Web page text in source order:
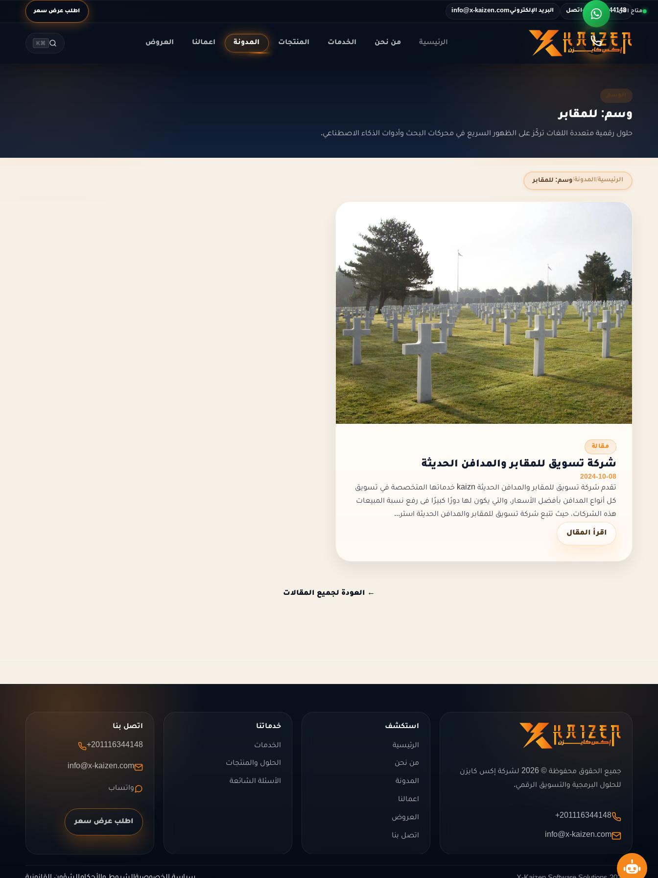
اتصل+201116344148 البريد الإلكترونيinfo@x-kaizen.com متاح الآن اطلب عرض سعر
الرئيسية من نحن الخدمات المنتجات المدونة اعمالنا العروض ⌘K
الوسم
وسم: للمقابر
حلول رقمية متعددة اللغات تركّز على الظهور السريع في محركات البحث وأدوات الذكاء الاصطناعي.
الرئيسية المدونة وسم: للمقابر
مقالة
شركة تسويق للمقابر والمدافن الحديثة
2024-10-08
تقدم شركة تسويق للمقابر والمدافن الحديثة kaizn خدماتها المتخصصة في تسويق
كل أنواع المدافن بأفضل الأسعار. والتي يكون لها دورًا كبيرًا فى رفع نسبة المبيعات
هذه الشركات، حيث تتبع شركة تسويق للمقابر والمدافن الحديثة استر...
اقرأ المقال
← العودة لجميع المقالات
جميع الحقوق محفوظة © 2026 لشركة إكس كايزن
للحلول البرمجية والتسويق الرقمي.
+201116344148
info@x-kaizen.com
استكشف
الرئيسية
من نحن
المدونة
اعمالنا
العروض
اتصل بنا
خدماتنا
الخدمات
الحلول والمنتجات
الأسئلة الشائعة
اتصل بنا
+201116344148
info@x-kaizen.com
واتساب
اطلب عرض سعر